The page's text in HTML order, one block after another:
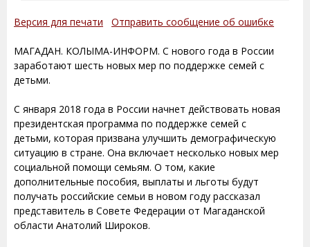
Версия для печати Отправить сообщение об ошибке
МАГАДАН. КОЛЫМА-ИНФОРМ. С нового года в России
заработают шесть новых мер по поддержке семей с
детьми.
С января 2018 года в России начнет действовать новая
президентская программа по поддержке семей с
детьми, которая призвана улучшить демографическую
ситуацию в стране. Она включает несколько новых мер
социальной помощи семьям. О том, какие
дополнительные пособия, выплаты и льготы будут
получать российские семьи в новом году рассказал
представитель в Совете Федерации от Магаданской
области Анатолий Широков.